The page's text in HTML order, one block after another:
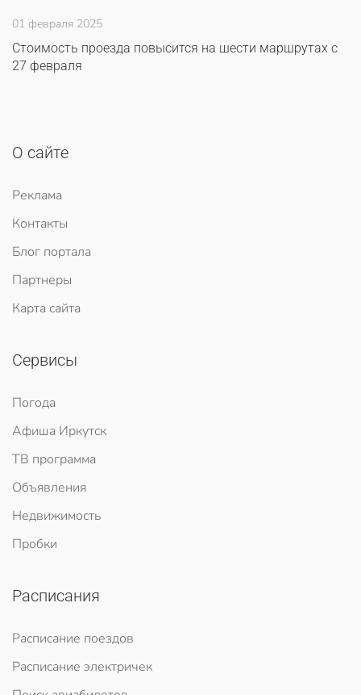
01 февраля 2025
Стоимость проезда повысится на шести маршрутах с
27 февраля
О сайте
Реклама
Контакты
Блог портала
Партнеры
Карта сайта
Сервисы
Погода
Афиша Иркутск
ТВ программа
Объявления
Недвижимость
Пробки
Расписания
Расписание поездов
Расписание электричек